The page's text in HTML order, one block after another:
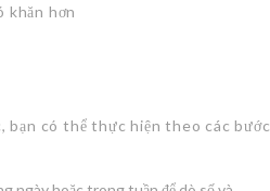
khăn hơn
bạn có thể thực hiện theo các bước